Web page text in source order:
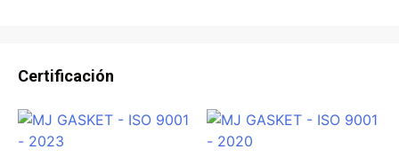
Certificación